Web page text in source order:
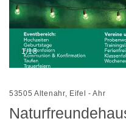
1/18
53505 Altenahr, Eifel - Ahr